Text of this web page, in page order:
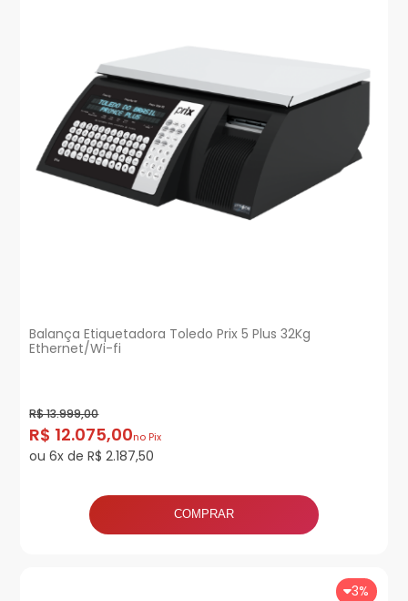
Balança Etiquetadora Toledo Prix 5 Plus 32Kg
Ethernet/Wi-fi
R$ 13.999,00
R$ 12.075,00no Pix
ou 6x de R$ 2.187,50
COMPRAR
3%